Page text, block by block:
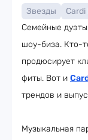
Звезды Cardi
Семейные
шоу-биза. Кто-
продюсирует
фиты. Вот и
трендов и
Музыкальная